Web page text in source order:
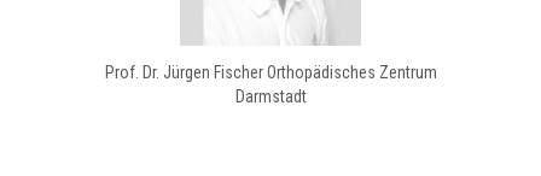
Prof. Dr. Jürgen Fischer Orthopädisches Zentrum
Darmstadt